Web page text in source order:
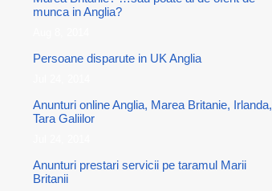
munca in Anglia?
Persoane disparute in UK Anglia
Anunturi online Anglia, Marea Britanie, Irlanda,
Tara Galiilor
Anunturi prestari servicii pe taramul Marii
Britanii